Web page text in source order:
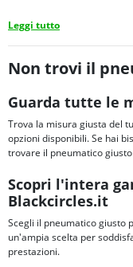
Leggi tutto
Non trovi il
Guarda tutte le
Trova la misura giusta del
opzioni disponibili. Se hai
trovare il pneumatico
Scopri l'intera
Blackcircles.it
Scegli il pneumatico giusto
un'ampia scelta per
prestazioni.